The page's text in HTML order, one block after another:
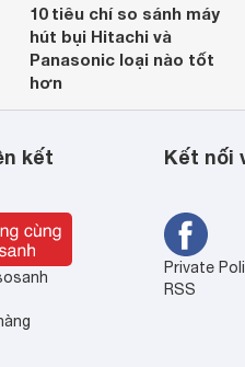
10 tiêu chí so sánh máy
hút bụi Hitachi và
Panasonic loại nào tốt
hơn
kết Kết nối
Private
RSS